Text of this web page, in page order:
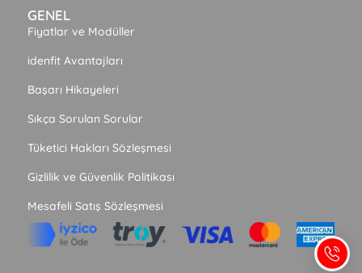
GENEL
Fiyatlar ve Modüller
idenfit Avantajları
Başarı Hikayeleri
Sıkça Sorulan Sorular
Tüketici Hakları Sözleşmesi
Gizlilik ve Güvenlik Politikası
Mesafeli Satış Sözleşmesi